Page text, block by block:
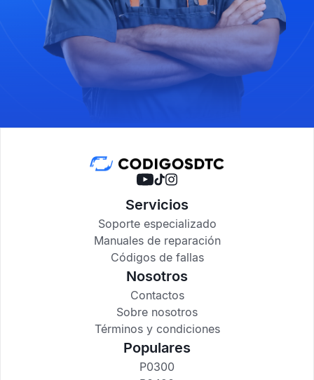
Servicios
Soporte especializado
Manuales de reparación
Códigos de fallas
Nosotros
Contactos
Sobre nosotros
Términos y condiciones
Populares
P0300